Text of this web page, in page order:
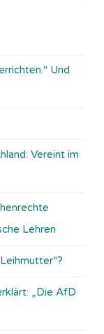
Und
Vereint im
Lehren
„Die AfD